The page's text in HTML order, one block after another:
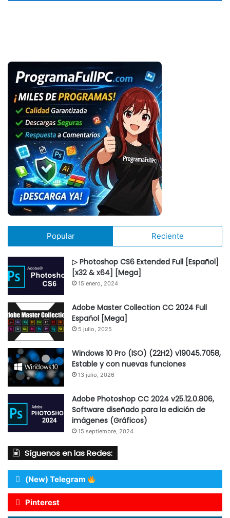
Popular Reciente
▷ Photoshop CS6 Extended Full [Español]
[x32 & x64] [Mega]
15 enero, 2024
Adobe Master Collection CC 2024 Full
Español [Mega]
5 julio, 2025
Windows 10 Pro (ISO) (22H2) v19045.7058,
Estable y con nuevas funciones
13 julio, 2026
Adobe Photoshop CC 2024 v25.12.0.806,
Software diseñado para la edición de
imágenes (Gráficos)
15 septiembre, 2024
Síguenos en las Redes:
(New) Telegram
Pinterest